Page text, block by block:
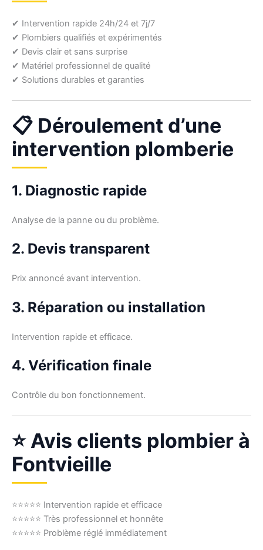
✔ Intervention rapide 24h/24 et 7j/7
✔ Plombiers qualifiés et expérimentés
✔ Devis clair et sans surprise
✔ Matériel professionnel de qualité
✔ Solutions durables et garanties
📋 Déroulement d’une
intervention plomberie
1. Diagnostic rapide
Analyse de la panne ou du problème.
2. Devis transparent
Prix annoncé avant intervention.
3. Réparation ou installation
Intervention rapide et efficace.
4. Vérification finale
Contrôle du bon fonctionnement.
⭐ Avis clients plombier à
Fontvieille
⭐⭐⭐⭐⭐ Intervention rapide et efficace
⭐⭐⭐⭐⭐ Très professionnel et honnête
⭐⭐⭐⭐⭐ Problème réglé immédiatement